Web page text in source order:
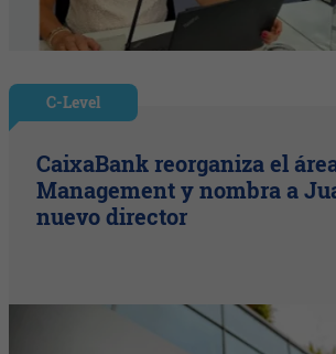
C-Level
CaixaBank reorganiza el
Management y nombra a
nuevo director